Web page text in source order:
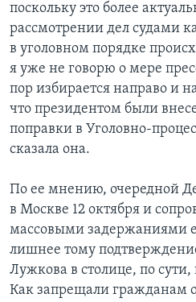
поскольку это более
рассмотрении дел судами
в уголовном порядке
я уже не говорю о мере
пор избирается направо и
что президентом были
поправки в Уголовно-
сказала она.
По ее мнению, очередной
в Москве 12 октября и
массовыми задержаниями
лишнее тому
Лужкова в столице, по
Как запрещали гражданам